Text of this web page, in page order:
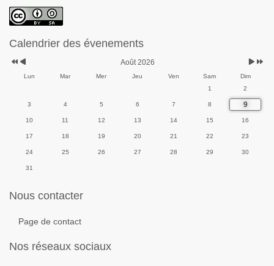
Calendrier des évenements
Août 2026
Lun Mar Mer Jeu Ven Sam
Dim
1
2
3 4 5 6 7 8 9
10 11 12 13 14 15 16
17 18 19 20 21 22 23
24 25 26 27 28 29 30
31
Nous contacter
Page de contact
Nos réseaux sociaux